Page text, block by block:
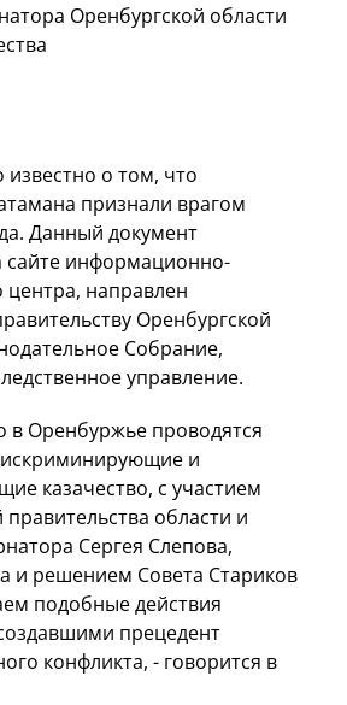
Оренбургской области
известно о том, что
признали врагом
Данный документ
сайте информационно-
центра, направлен
Оренбургской
Собрание,
управление.
в Оренбуржье проводятся
и
казачество, с участием
правительства области и
Сергея Слепова,
и решением Совета Стариков
подобные действия
прецедент
конфликта, - говорится в